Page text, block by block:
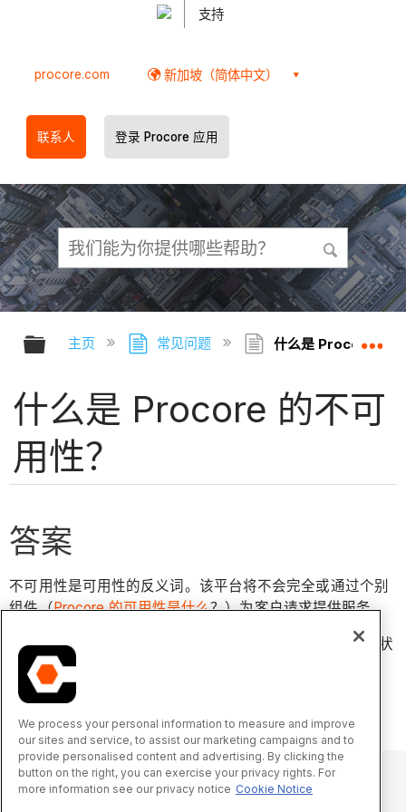
支持
procore.com 新加坡（简体中文）
联系人 登录 Procore 应用
扩展/隐缩全局层次
主页 常见问题 什么是 Procore 的
什么是 Procore 的不可
用性？
答案
不可用性是可用性的反义词。该平台将不会完全或通过个别
组件（Procore 的可用性是什么？）为客户请求提供服务。
请参阅https://status.procore.com
以按服务跟踪整体系统状
态并订阅更新。
We process your personal information to measure and improve
our sites and service, to assist our marketing campaigns and to
provide personalised content and advertising. By clicking the
button on the right, you can exercise your privacy rights. For
more information see our privacy notice Cookie Notice